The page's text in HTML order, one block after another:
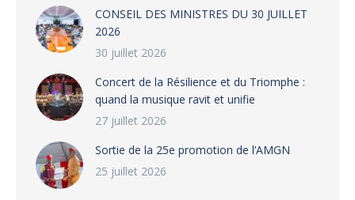
CONSEIL DES MINISTRES DU 30 JUILLET
2026
30 juillet 2026
‎​Concert de la Résilience et du Triomphe :
quand la musique ravit et unifie
27 juillet 2026
‎Sortie de la 25e promotion de l’AMGN
25 juillet 2026